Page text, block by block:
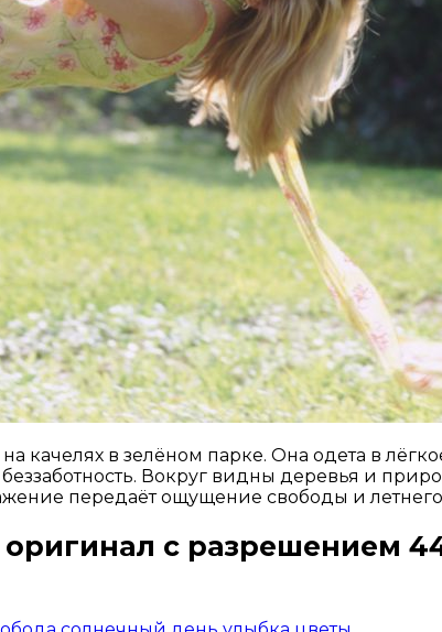
в зелёном парке. Она одета в
Вокруг видны деревья и
передаёт ощущение свободы и
оригинал с разрешением